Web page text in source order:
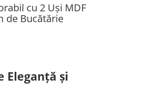
cu 2 Uși MDF
de Bucătărie
Eleganță și